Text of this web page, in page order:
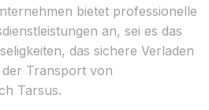
bietet professionelle
an, sei es das
das sichere Verladen
Transport von
Tarsus.